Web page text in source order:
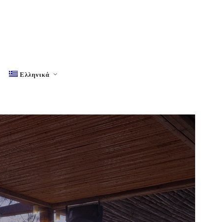
Ελληνικά
Γερμανικά
Γαλλικά
Ιταλικά